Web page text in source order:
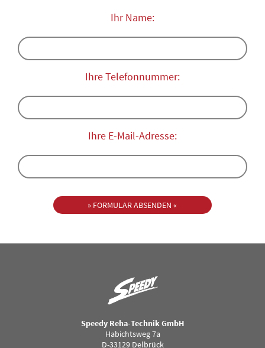
Ihr Name:
Ihre Telefonnummer:
Ihre E-Mail-Adresse:
Speedy Reha-Technik GmbH
Habichtsweg 7a
D-33129 Delbrück